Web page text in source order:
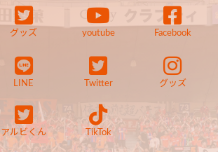
グッズ youtube Facebook
LINE Twitter グッズ
アルビくん TikTok